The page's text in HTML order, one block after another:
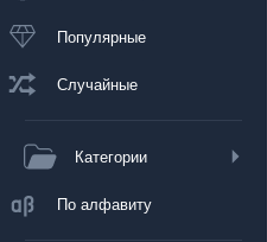
Популярные
Случайные
Категории
По алфавиту